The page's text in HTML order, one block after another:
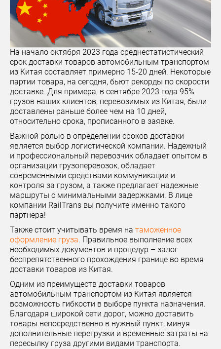
На начало октября 2023 года среднестатистический
срок доставки товаров автомобильным транспортом
из Китая составляет примерно 15-20 дней. Некоторые
партии товара, на сегодня, бьют рекорды по скорости
доставке. Для примера, в сентябре 2023 года 95%
грузов наших клиентов, перевозимых из Китая, были
доставлены раньше более чем на 10 дней,
относительно срока, прописанного в заявке.
Важной ролью в определении сроков доставки
является выбор логистической компании. Надежный
и профессиональный перевозчик обладает опытом в
организации грузоперевозок, обладает
современными средствами коммуникации и
контроля за грузом, а также предлагает надежные
маршруты с минимальными задержками. В лице
компании RailTrans вы получите именно такого
партнера!
Также стоит учитывать время на таможенное
оформление груза. Правильное выполнение всех
необходимых документов и процедур – залог
беспрепятственного прохождения границе во время
доставки товаров из Китая.
Одним из преимуществ доставки товаров
автомобильным транспортом из Китая является
возможность гибкости в выборе пункта назначения.
Благодаря широкой сети дорог, можно доставить
товары непосредственно в нужный пункт, минуя
дополнительные перегрузки и временные затраты на
пересылку груза другими видами транспорта.